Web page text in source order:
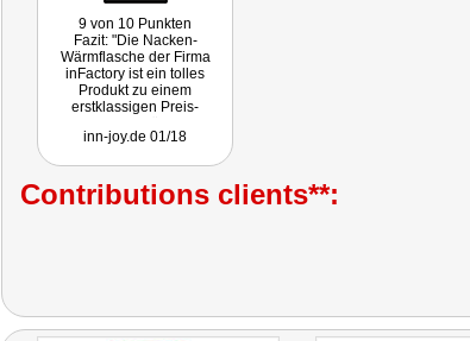
9 von 10 Punkten
Fazit: "Die Nacken-
Wärmflasche der Firma
inFactory ist ein tolles
Produkt zu einem
erstklassigen Preis-
PEARL aktuell im Angebot
inn-joy.de 01/18
Contributions clients**: